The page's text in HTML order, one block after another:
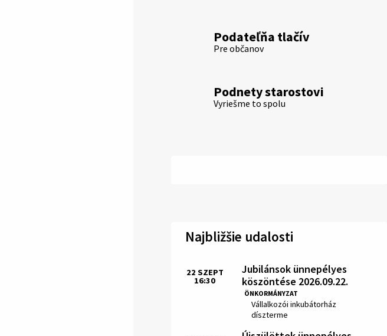
Podateľňa tlačív
Pre občanov
Podnety starostovi
Vyriešme to spolu
Najbližšie udalosti
Jubilánsok ünnepélyes
köszöntése 2026.09.22.
ÖNKORMÁNYZAT
Hely:
Vállalkozói inkubátorház
díszterme
Idő:
22 SZEPT
16:30